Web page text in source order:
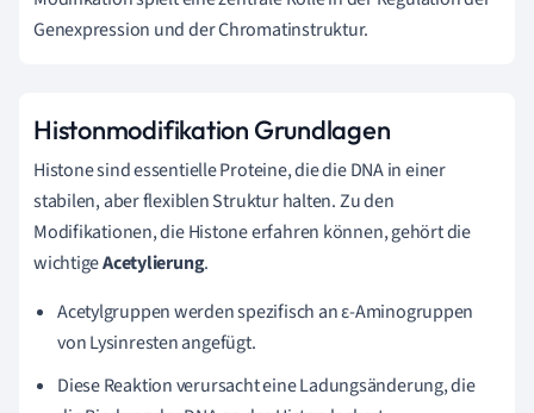
Genexpression und der Chromatinstruktur.
Histonmodifikation Grundlagen
Histone sind essentielle Proteine, die die DNA in einer
stabilen, aber flexiblen Struktur halten. Zu den
Modifikationen, die Histone erfahren können, gehört die
wichtigeAcetylierung.
Acetylgruppen werden spezifisch an ε-Aminogruppen
von Lysinresten angefügt.
Diese Reaktion verursacht eine Ladungsänderung, die